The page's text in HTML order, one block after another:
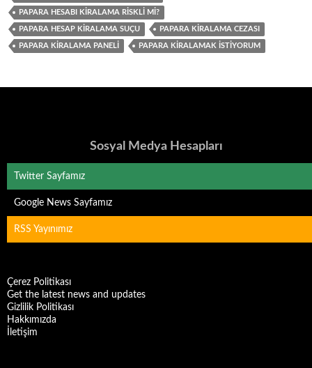
PAPARA HESABI KIRALAMA RISKLI MI?
PAPARA HESAP KIRALAMA SUÇU PAPARA KIRALAMA CEZASI
PAPARA KIRALAMA PANELI PAPARA KIRALAMAK İSTIYORUM
Sosyal Medya Hesapları
Twitter Sayfamız
Google News Sayfamız
RSS Yayınımız
Çerez Politikası
Get the latest news and updates
Gizlilik Politikası
Hakkımızda
İletişim